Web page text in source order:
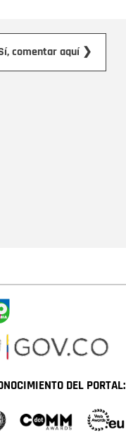
comentar aquí ❯
DEL PORTAL: